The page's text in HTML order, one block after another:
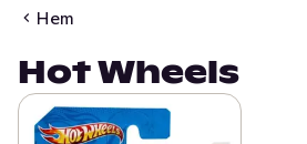
Hem
Hot Wheels